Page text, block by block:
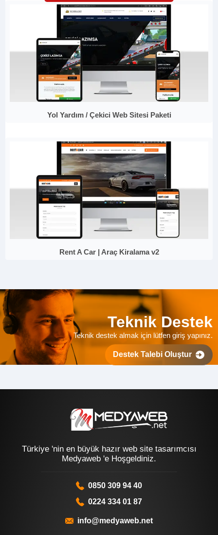
Yol Yardım / Çekici Web Sitesi Paketi
Rent A Car | Araç Kiralama v2
Teknik Destek
Teknik destek almak için lütfen giriş yapınız.
Destek Talebi Oluştur
Türkiye 'nin en büyük hazır web site tasarımcısı
Medyaweb 'e Hoşgeldiniz.
0850 309 94 40
0224 334 01 87
info@medyaweb.net